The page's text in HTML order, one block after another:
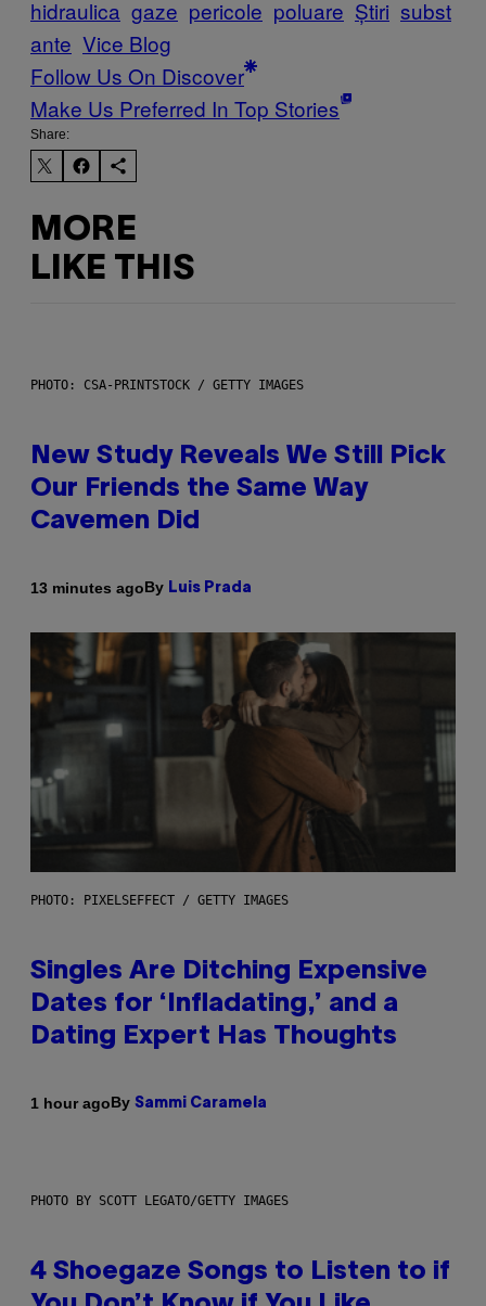
hidraulica gaze pericole poluare Știri subst
ante Vice Blog
Follow Us On Discover
Make Us Preferred In Top Stories
Share:
MORE
LIKE THIS
PHOTO: CSA-PRINTSTOCK / GETTY IMAGES
New Study Reveals We Still Pick
Our Friends the Same Way
Cavemen Did
13 minutes agoBy Luis Prada
PHOTO: PIXELSEFFECT / GETTY IMAGES
Singles Are Ditching Expensive
Dates for ‘Infladating,’ and a
Dating Expert Has Thoughts
1 hour agoBy Sammi Caramela
PHOTO BY SCOTT LEGATO/GETTY IMAGES
4 Shoegaze Songs to Listen to if